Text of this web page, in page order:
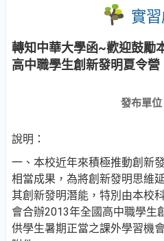
實
轉知中華大學函~歡迎鼓勵
高中職學生創新發明夏令營
發布單位
說明：
一、本校近年來積極推動創新
相當成果，為將創新發明思維
其創新發明潛能，特別由本校
會合辦2013年全國高中職學生
供學生暑期正當之課外學習機